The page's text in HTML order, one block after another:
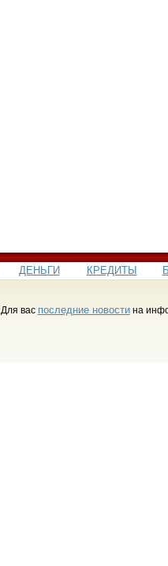
ДЕНЬГИ КРЕДИТЫ
Для вас последние новостина